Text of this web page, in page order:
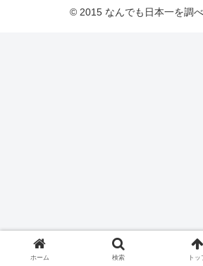
© 2015 なんでも日本一を調
ホーム 検索 トッ